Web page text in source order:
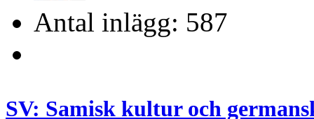
Antal inlägg: 587
SV: Samisk kultur och